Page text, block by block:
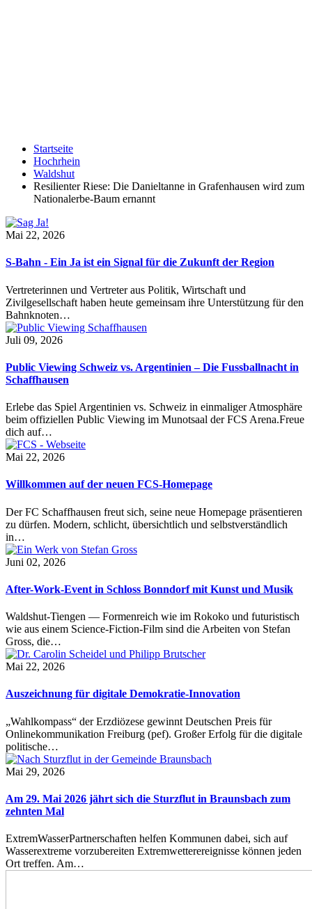
Startseite
Hochrhein
Waldshut
Resilienter Riese: Die Danieltanne in Grafenhausen wird zum
Nationalerbe-Baum ernannt
Mai 22, 2026
S-Bahn - Ein Ja ist ein Signal für die Zukunft der Region
Vertreterinnen und Vertreter aus Politik, Wirtschaft und
Zivilgesellschaft haben heute gemeinsam ihre Unterstützung für den
Bahnknoten…
Juli 09, 2026
Public Viewing Schweiz vs. Argentinien – Die Fussballnacht in
Schaffhausen
Erlebe das Spiel Argentinien vs. Schweiz in einmaliger Atmosphäre
beim offiziellen Public Viewing im Munotsaal der FCS Arena.Freue
dich auf…
Mai 22, 2026
Willkommen auf der neuen FCS-Homepage
Der FC Schaffhausen freut sich, seine neue Homepage präsentieren
zu dürfen. Modern, schlicht, übersichtlich und selbstverständlich
in…
Juni 02, 2026
After-Work-Event in Schloss Bonndorf mit Kunst und Musik
Waldshut-Tiengen — Formenreich wie im Rokoko und futuristisch
wie aus einem Science-Fiction-Film sind die Arbeiten von Stefan
Gross, die…
Mai 22, 2026
Auszeichnung für digitale Demokratie-Innovation
„Wahlkompass“ der Erzdiözese gewinnt Deutschen Preis für
Onlinekommunikation Freiburg (pef). Großer Erfolg für die digitale
politische…
Mai 29, 2026
Am 29. Mai 2026 jährt sich die Sturzflut in Braunsbach zum
zehnten Mal
ExtremWasserPartnerschaften helfen Kommunen dabei, sich auf
Wasserextreme vorzubereiten Extremwetterereignisse können jeden
Ort treffen. Am…